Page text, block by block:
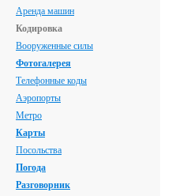
Аренда машин
Кодировка
Вооруженные силы
Фотогалерея
Телефонные коды
Аэропорты
Метро
Карты
Посольства
Погода
Разговорник